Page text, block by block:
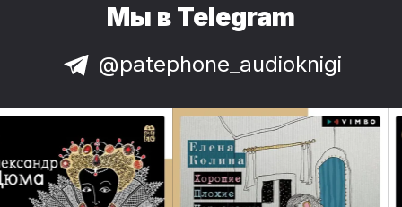
Мы в Telegram
@patephone_audioknigi